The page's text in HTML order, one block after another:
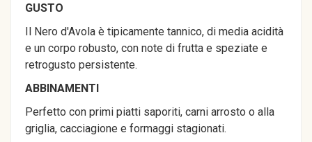
GUSTO
Il Nero d'Avola è tipicamente tannico, di media acidità
e un corpo robusto, con note di frutta e speziate e
retrogusto persistente.
ABBINAMENTI
Perfetto con primi piatti saporiti, carni arrosto o alla
griglia, cacciagione e formaggi stagionati.